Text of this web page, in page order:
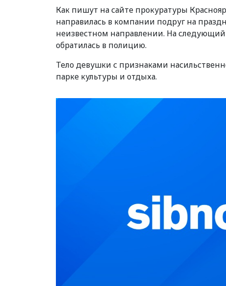
Как пишут на сайте прокуратуры
направилась в компании подруг на
неизвестном направлении. На
обратилась в полицию.
Тело девушки с признаками
парке культуры и отдыха.